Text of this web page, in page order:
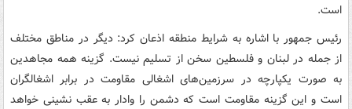
است.
رئیس جمهور با اشاره به شرایط منطقه اذعان کرد: دیگر در مناطق مختلف
از جمله در لبنان و فلسطین سخن از تسلیم نیست. گزینه همه مجاهدین
به صورت یکپارچه در سرزمین‌های اشغالی مقاومت در برابر اشغالگران
است و این گزینه مقاومت است که دشمن را وادار به عقب نشینی خواهد